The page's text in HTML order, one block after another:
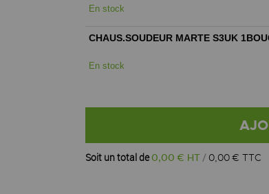
En stock
CHAUS.SOUDEUR MARTE S3UK
En stock
Soit un total de0,00 € HT 0,00€ TTC